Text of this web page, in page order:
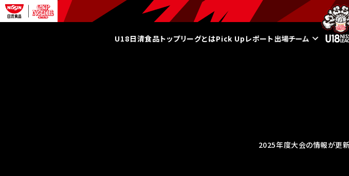
U18日清食品トップリーグとはPick Upレポート出場チーム
2025年度大会の情報が更